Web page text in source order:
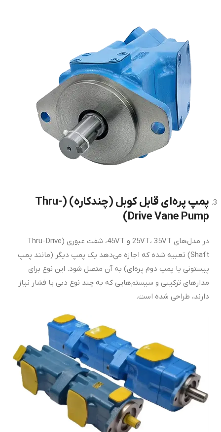
پمپ پره‌ای قابل کوبل (چندکاره) (Thru-
Drive Vane Pump)
در مدل‌های 25VT، 35VT و 45VT، شفت عبوری (Thru-Drive
Shaft) تعبیه شده که اجازه می‌دهد یک پمپ دیگر (مانند پمپ
پیستونی یا پمپ دوم پره‌ای) به آن متصل شود. این نوع برای
مدارهای ترکیبی و سیستم‌هایی که به چند نوع دبی یا فشار نیاز
دارند، طراحی شده است.